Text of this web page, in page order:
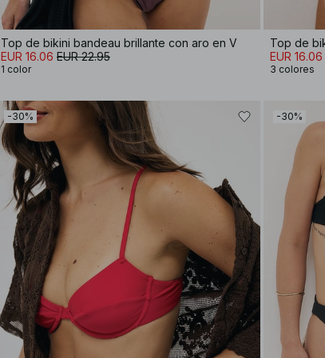
Top de bikini bandeau brillante con aro en V
EUR 16.06 EUR 22.95
1 color
EUR 16.06
3 colores
-30% -30%